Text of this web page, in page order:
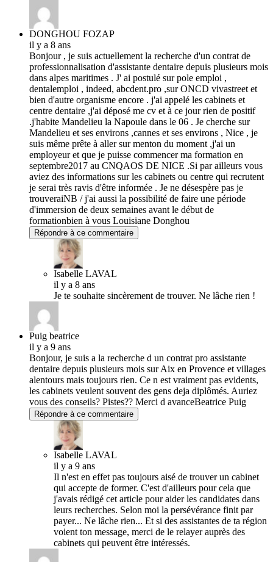
DONGHOU FOZAP
il y a 8 ans
Bonjour , je suis actuellement la recherche d'un contrat de
professionnalisation d'assistante dentaire depuis plusieurs mois
dans alpes maritimes . J' ai postulé sur pole emploi ,
dentalemploi , indeed, abcdent.pro ,sur ONCD vivastreet et
bien d'autre organisme encore . j'ai appelé les cabinets et
centre dentaire ,j'ai déposé me cv et à ce jour rien de positif
.j'habite Mandelieu la Napoule dans le 06 . Je cherche sur
Mandelieu et ses environs ,cannes et ses environs , Nice , je
suis même prête à aller sur menton du moment ,j'ai un
employeur et que je puisse commencer ma formation en
septembre2017 au CNQAOS DE NICE .Si par ailleurs vous
aviez des informations sur les cabinets ou centre qui recrutent
je serai très ravis d'être informée . Je ne désespère pas je
trouveraiNB / j'ai aussi la possibilité de faire une période
d'immersion de deux semaines avant le début de
formationbien à vous Louisiane Donghou
Répondre à ce commentaire
Isabelle LAVAL
il y a 8 ans
Je te souhaite sincèrement de trouver. Ne lâche rien !
Puig beatrice
il y a 9 ans
Bonjour, je suis a la recherche d un contrat pro assistante
dentaire depuis plusieurs mois sur Aix en Provence et villages
alentours mais toujours rien. Ce n est vraiment pas evidents,
les cabinets veulent souvent des gens deja diplômés. Auriez
vous des conseils? Pistes?? Merci d avanceBeatrice Puig
Répondre à ce commentaire
Isabelle LAVAL
il y a 9 ans
Il n'est en effet pas toujours aisé de trouver un cabinet
qui accepte de former. C'est d'ailleurs pour cela que
j'avais rédigé cet article pour aider les candidates dans
leurs recherches. Selon moi la persévérance finit par
payer... Ne lâche rien... Et si des assistantes de ta région
voient ton message, merci de le relayer auprès des
cabinets qui peuvent être intéressés.